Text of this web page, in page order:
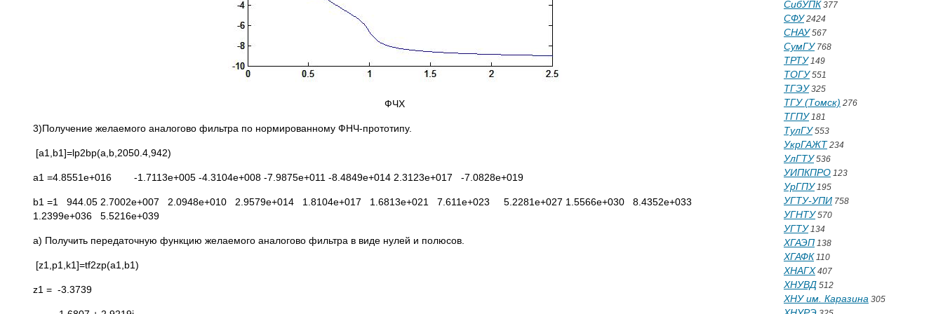
ФЧХ
3)Получение желаемого аналогово фильтра по нормированному ФНЧ-прототипу.
[a1,b1]=lp2bp(a,b,2050.4,942)
a1 =4.8551e+016 -1.7113e+005 -4.3104e+008 -7.9875e+011 -8.4849e+014 2.3123e+017 -7.0828e+019
b1 =1 944.05 2.7002e+007 2.0948e+010 2.9579e+014 1.8104e+017 1.6813e+021 7.611e+023 5.2281e+027 1.5566e+030 8.4352e+033
1.2399e+036 5.5216e+039
а) Получить передаточную функцию желаемого аналогово фильтра в виде нулей и полюсов.
[z1,p1,k1]=tf2zp(a1,b1)
z1 = -3.3739
СибУПК 377
СФУ2424
СНАУ567
СумГУ768
ТРТУ149
ТОГУ551
ТГЭУ325
ТГУ (Томск) 276
ТГПУ181
ТулГУ553
УкрГАЖТ 234
УлГТУ536
УИПКПРО 123
УрГПУ195
УГТУ-УПИ 758
УГНТУ570
УГТУ134
ХГАЭП 138
ХГАФК 110
ХНАГХ 407
ХНУВД 512
ХНУ им. Каразина 305